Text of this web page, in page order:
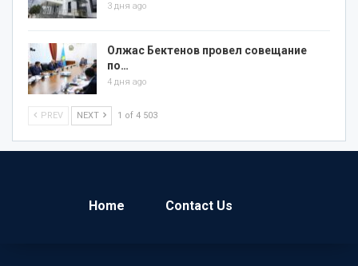
3 дня ago
Олжас Бектенов провел совещание
по…
4 дня ago
PREV NEXT 1 of 4 503
Home Contact Us